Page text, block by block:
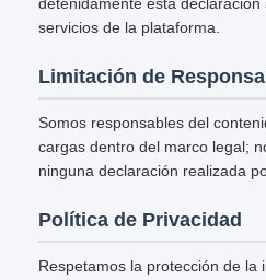
servicios de la plataforma.
Limitación de
Somos responsables del
cargas dentro del marco legal;
ninguna declaración realizada
Política de Privacidad
Respetamos la protección de la